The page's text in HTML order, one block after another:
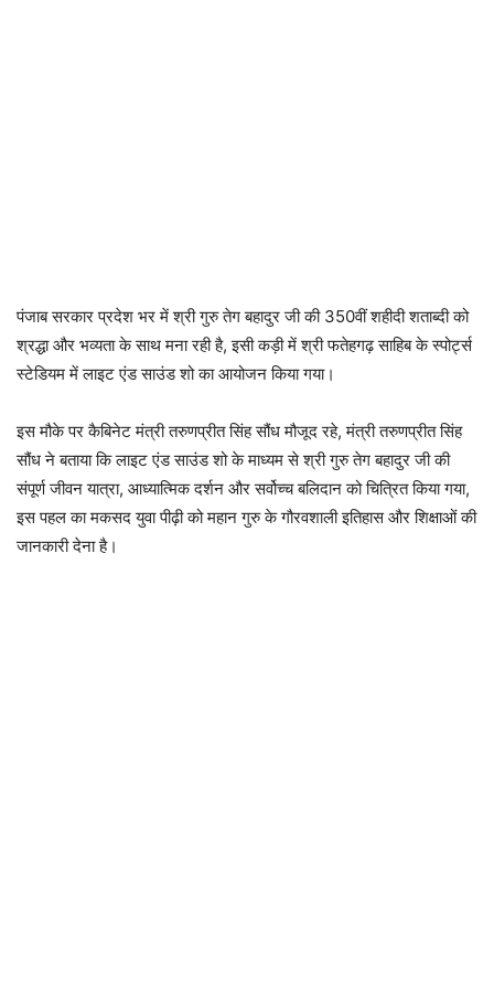
पंजाब सरकार प्रदेश भर में श्री गुरु तेग बहादुर जी की 350वीं शहीदी शताब्दी को
श्रद्धा और भव्यता के साथ मना रही है, इसी कड़ी में श्री फतेहगढ़ साहिब के स्पोर्ट्स
स्टेडियम में लाइट एंड साउंड शो का आयोजन किया गया।
इस मौके पर कैबिनेट मंत्री तरुणप्रीत सिंह सौंध मौजूद रहे, मंत्री तरुणप्रीत सिंह
सौंध ने बताया कि लाइट एंड साउंड शो के माध्यम से श्री गुरु तेग बहादुर जी की
संपूर्ण जीवन यात्रा, आध्यात्मिक दर्शन और सर्वोच्च बलिदान को चित्रित किया गया,
इस पहल का मकसद युवा पीढ़ी को महान गुरु के गौरवशाली इतिहास और शिक्षाओं की
जानकारी देना है।